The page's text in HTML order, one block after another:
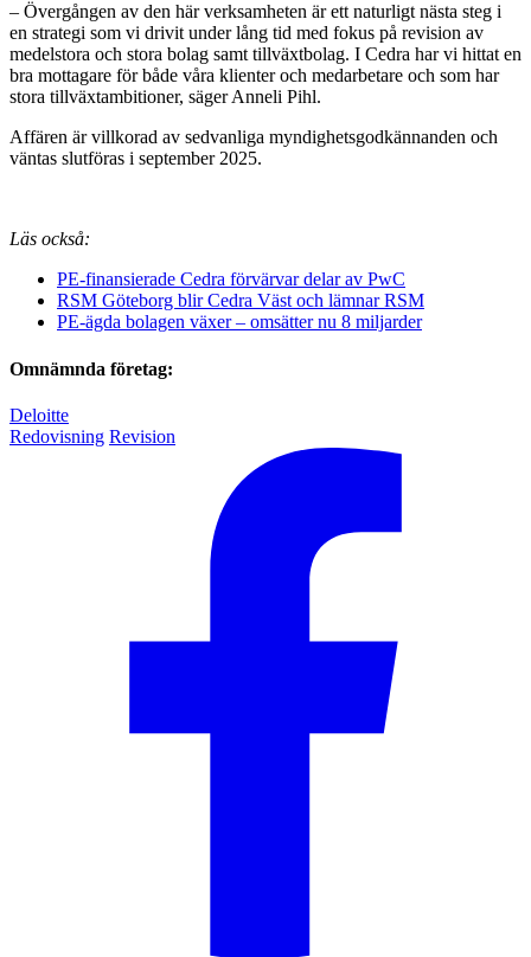
– Övergången av den här verksamheten är ett naturligt nästa steg i
en strategi som vi drivit under lång tid med fokus på revision av
medelstora och stora bolag samt tillväxtbolag. I Cedra har vi hittat en
bra mottagare för både våra klienter och medarbetare och som har
stora tillväxtambitioner, säger Anneli Pihl.
Affären är villkorad av sedvanliga myndighetsgodkännanden och
väntas slutföras i september 2025.
Läs också:
PE-finansierade Cedra förvärvar delar av PwC
RSM Göteborg blir Cedra Väst och lämnar RSM
PE-ägda bolagen växer – omsätter nu 8 miljarder
Omnämnda företag:
Deloitte
Redovisning Revision